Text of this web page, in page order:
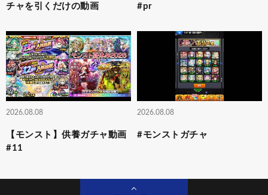
チャを引くだけの動画
#pr
2026.08.08
【モンスト】供養ガチャ動画
#11
2026.08.08
#モンストガチャ